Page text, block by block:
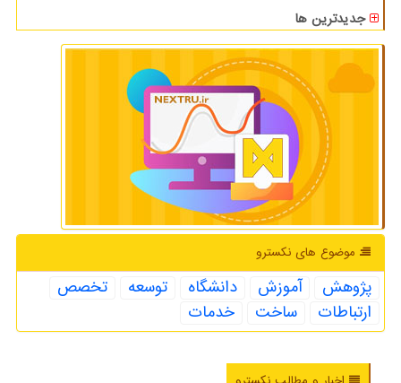
جدیدترین ها
موضوع های نكسترو
پژوهش آموزش دانشگاه توسعه
تخصص
ارتباطات
ساخت خدمات